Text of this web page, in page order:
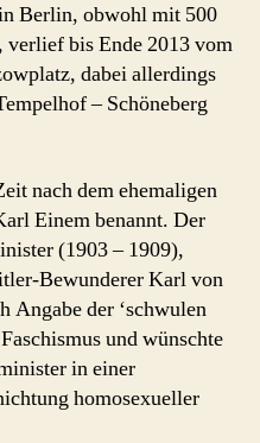
Berlin, obwohl mit 500
bis Ende 2013 vom
dabei allerdings
– Schöneberg
nach dem ehemaligen
Einem benannt. Der
(1903 – 1909),
Bewunderer Karl von
Angabe der ‘schwulen
und wünschte
in einer
homosexueller